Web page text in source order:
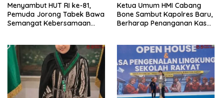
Menyambut HUT RI ke-81,
Pemuda Jorong Tabek Bawa
Semangat Kebersamaan
Ketua Umum HMI Cabang
Bone Sambut Kapolres Baru,
Berharap Penanganan Kasus